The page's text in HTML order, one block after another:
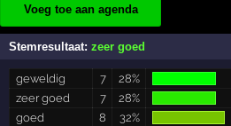
Voeg toe aan agenda
Stemresultaat:zeer goed
geweldig 7
28%
zeer goed
7
28%
goed
8
32%